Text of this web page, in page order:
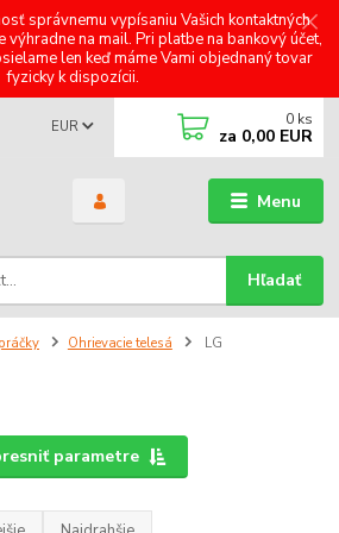
správnemu vypísaniu Vašich kontaktných
výhradne na mail. Pri platbe na bankový účet,
len keď máme Vami objednaný tovar
fyzicky k dispozícii.
Menu
EUR
Hľadať
0 ks
za 0,00 EUR
Ohrievacie telesá LG
parametre